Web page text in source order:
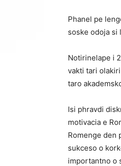
Phanel pe
soske odoja si
Notirinelape i
vakti tari
taro
Isi phravdi
motivacia e
Romenge den
sukceso o
importantno o